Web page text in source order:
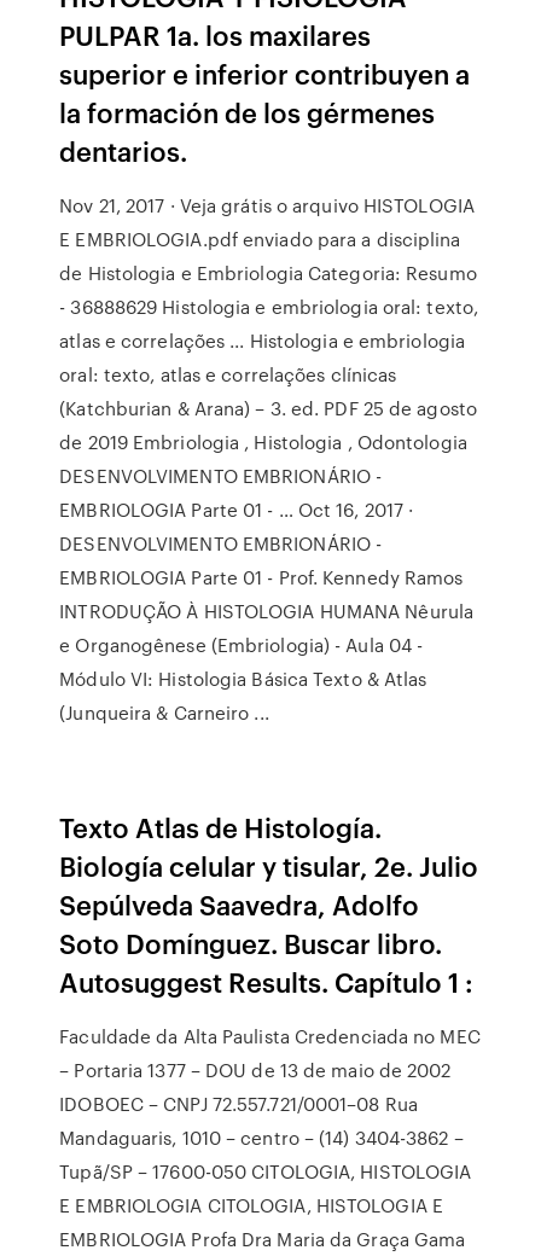
PULPAR 1a. los maxilares
superior e inferior contribuyen a
la formación de los gérmenes
dentarios.
Nov 21, 2017 · Veja grátis o arquivo HISTOLOGIA
E EMBRIOLOGIA.pdf enviado para a disciplina
de Histologia e Embriologia Categoria: Resumo
- 36888629 Histologia e embriologia oral: texto,
atlas e correlações ... Histologia e embriologia
oral: texto, atlas e correlações clínicas
(Katchburian & Arana) – 3. ed. PDF 25 de agosto
de 2019 Embriologia , Histologia , Odontologia
DESENVOLVIMENTO EMBRIONÁRIO -
EMBRIOLOGIA Parte 01 - … Oct 16, 2017 ·
DESENVOLVIMENTO EMBRIONÁRIO -
EMBRIOLOGIA Parte 01 - Prof. Kennedy Ramos
INTRODUÇÃO À HISTOLOGIA HUMANA Nêurula
e Organogênese (Embriologia) - Aula 04 -
Módulo VI: Histologia Básica Texto & Atlas
(Junqueira & Carneiro ...
Texto Atlas de Histología.
Biología celular y tisular, 2e. Julio
Sepúlveda Saavedra, Adolfo
Soto Domínguez. Buscar libro.
Autosuggest Results. Capítulo 1 :
Faculdade da Alta Paulista Credenciada no MEC
– Portaria 1377 – DOU de 13 de maio de 2002
IDOBOEC – CNPJ 72.557.721/0001–08 Rua
Mandaguaris, 1010 – centro – (14) 3404-3862 –
Tupã/SP – 17600-050 CITOLOGIA, HISTOLOGIA
E EMBRIOLOGIA CITOLOGIA, HISTOLOGIA E
EMBRIOLOGIA Profa Dra Maria da Graça Gama